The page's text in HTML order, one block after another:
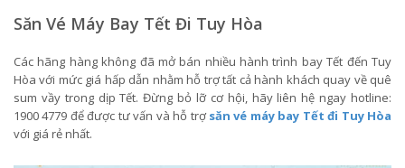
Săn Vé Máy Bay Tết Đi Tuy Hòa
Các hãng hàng không đã mở bán nhiều hành trình bay Tết đến Tuy
Hòa với mức giá hấp dẫn nhằm hỗ trợ tất cả hành khách quay về quê
sum vầy trong dịp Tết. Đừng bỏ lỡ cơ hội, hãy liên hệ ngay hotline:
1900 4779 để được tư vấn và hỗ trợsăn vé máy bay Tết đi Tuy Hòa
với giá rẻ nhất.